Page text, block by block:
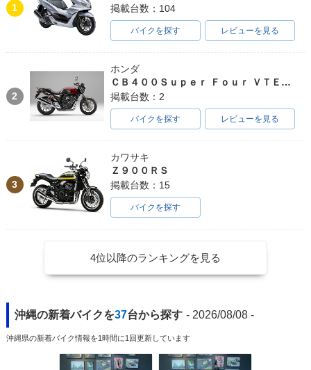
1
掲載台数：104
バイクを探す レビューを見る
2
ホンダ
ＣＢ４００Ｓｕｐｅｒ Ｆｏｕｒ ＶＴＥＣ ＳＰＥＣ３
掲載台数：2
バイクを探す レビューを見る
3
カワサキ
Ｚ９００ＲＳ
掲載台数：15
バイクを探す
4位以降のランキングを見る
沖縄の新着バイクを37台から探す - 2026/08/08 -
沖縄県の新着バイク情報を1時間に1回更新しています